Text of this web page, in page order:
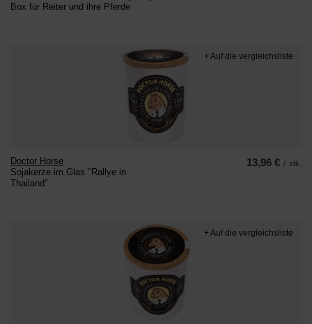
Box für Reiter und ihre Pferde
Doctor Horse
Sojakerze im Glas "Rallye in
Thailand"
13,96 € / stk.
+ Auf die vergleichsliste
+ Auf die vergleichsliste